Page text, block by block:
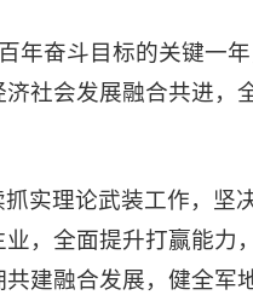
年奋斗目标的关键一
社会发展融合共进，
实理论武装工作，坚
，全面提升打赢能力
建融合发展，健全军